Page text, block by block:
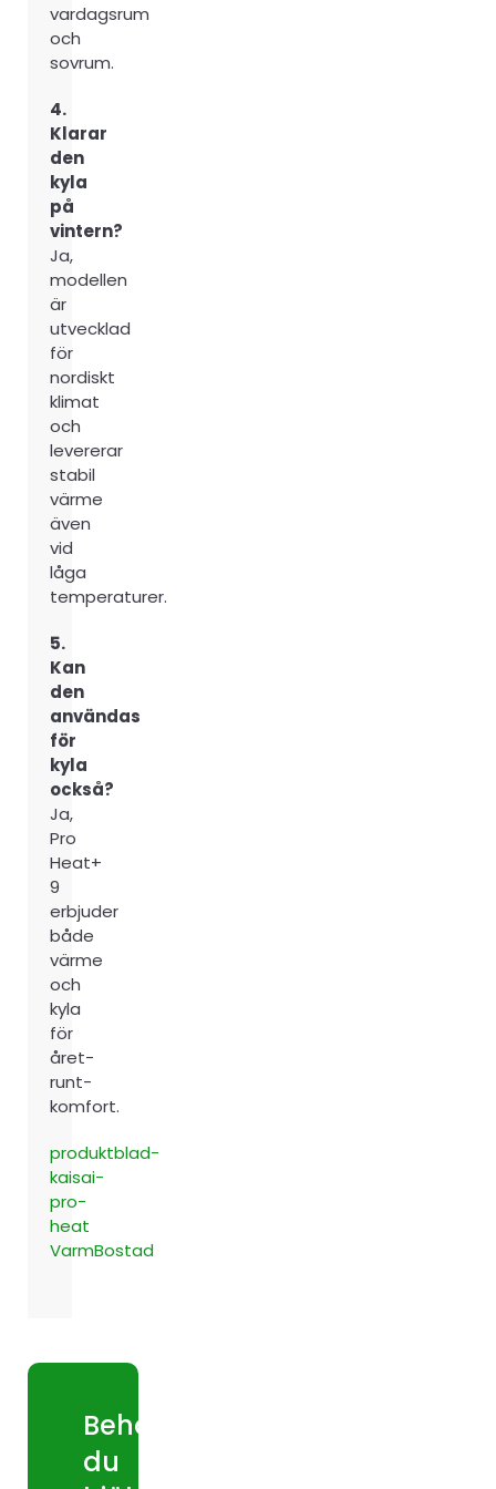
vardagsrum
och
sovrum.
4.
Klarar
den
kyla
på
vintern?
Ja,
modellen
är
utvecklad
för
nordiskt
klimat
och
levererar
stabil
värme
även
vid
låga
temperaturer.
5.
Kan
den
användas
för
kyla
också?
Ja,
Pro
Heat+
9
erbjuder
både
värme
och
kyla
för
året-
runt-
komfort.
produktblad-
kaisai-
pro-
heat
VarmBostad
Behöver
du